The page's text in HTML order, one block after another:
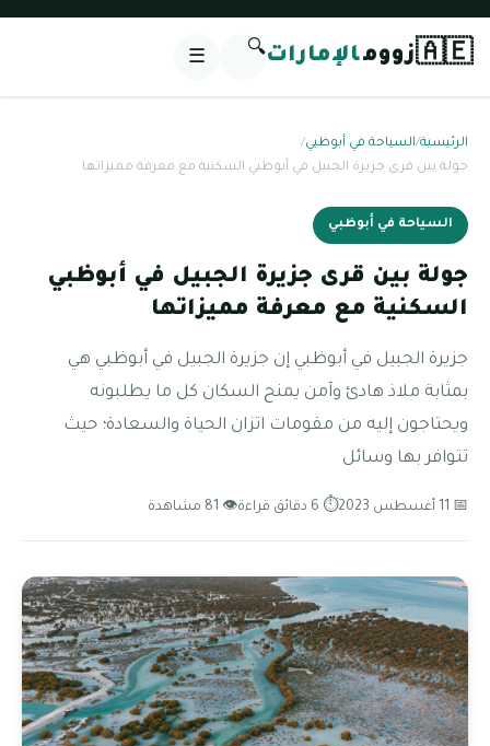
🇦🇪زوومالإمارات🔍
☰
الرئيسية/السياحة في أبوظبي/
جولة بين قرى جزيرة الجبيل في أبوظبي السكنية مع معرفة مميزاتها
السياحة في أبوظبي
جولة بين قرى جزيرة الجبيل في أبوظبي
السكنية مع معرفة مميزاتها
جزيرة الجبيل في أبوظبي إن جزيرة الجبيل في أبوظبي هي
بمثابة ملاذ هادئ وآمن يمنح السكان كل ما يطلبونه
ويحتاجون إليه من مقومات اتزان الحياة والسعادة؛ حيث
تتوافر بها وسائل
📅 11 أغسطس 2023 ⏱ 6 دقائق قراءة 👁 81 مشاهدة